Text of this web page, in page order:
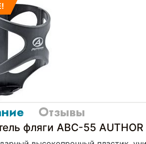
Отзывы
фляги АBС-55 AUTHOR